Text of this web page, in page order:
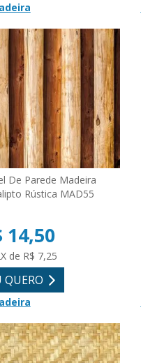
De Parede Madeira
Rústica MAD55
14,50
de R$ 7,25
QUERO